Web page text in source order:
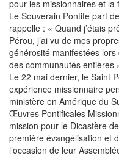
pour les missionnaires et
Le Souverain Pontife part
rappelle : « Quand j’étais
Pérou, j’ai vu de mes
générosité manifestées
des communautés entières
Le 22 mai dernier, le Saint
expérience missionnaire
ministère en Amérique du
Œuvres Pontificales
mission pour le Dicastère
première évangélisation et
l’occasion de leur